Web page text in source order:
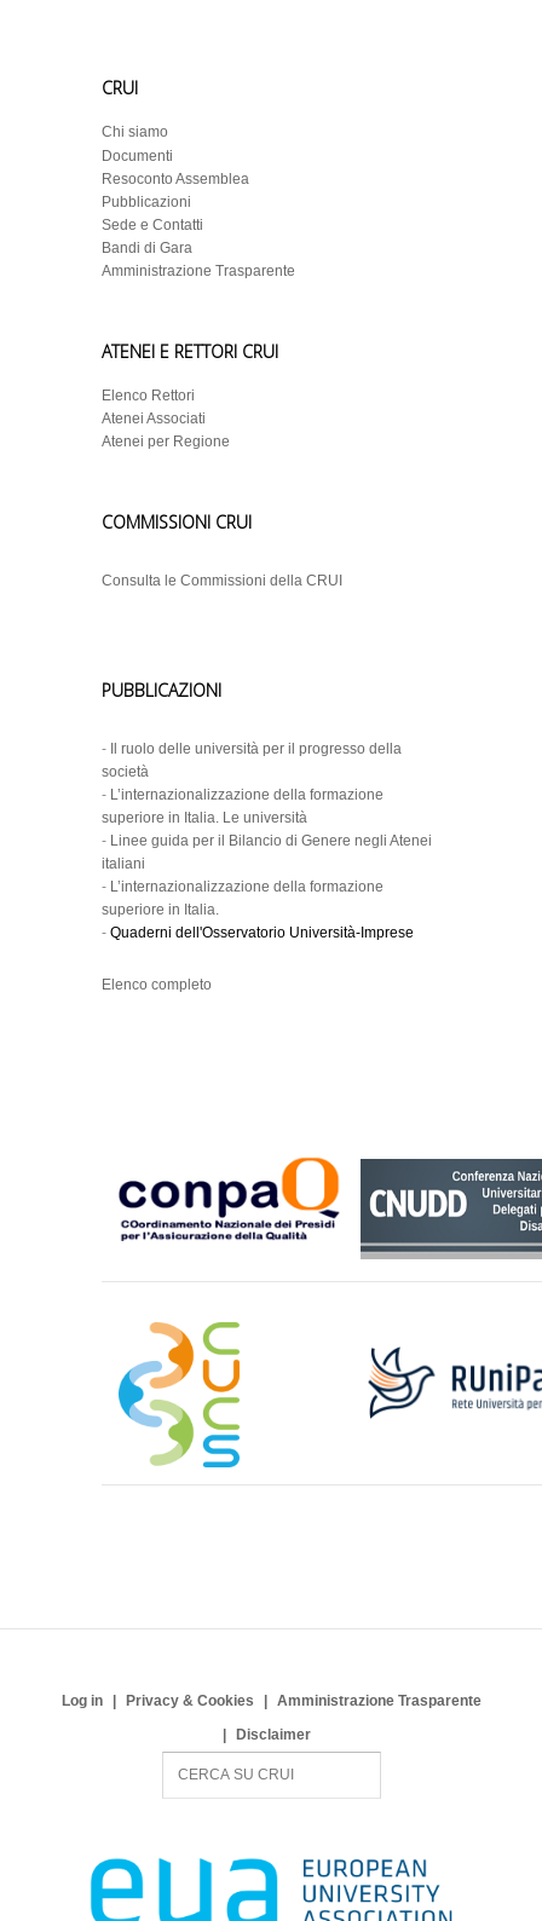
CRUI
Chi siamo
Documenti
Resoconto Assemblea
Pubblicazioni
Sede e Contatti
Bandi di Gara
Amministrazione Trasparente
ATENEI E RETTORI CRUI
Elenco Rettori
Atenei Associati
Atenei per Regione
COMMISSIONI CRUI
Consulta le Commissioni della CRUI
PUBBLICAZIONI
- Il ruolo delle università per il progresso della
società
- L’internazionalizzazione della formazione
superiore in Italia. Le università
- Linee guida per il Bilancio di Genere negli Atenei
italiani
- L’internazionalizzazione della formazione
superiore in Italia.
- Quaderni dell'Osservatorio Università-Imprese
Elenco completo
Log in Privacy & Cookies
Amministrazione Trasparente
Disclaimer
c